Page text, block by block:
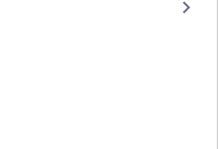
keyboard_arrow_right